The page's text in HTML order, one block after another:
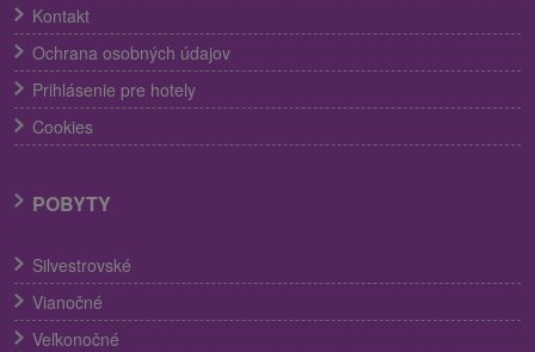
Kontakt
Ochrana osobných údajov
Prihlásenie pre hotely
Cookies
POBYTY
Silvestrovské
Vianočné
Veľkonočné